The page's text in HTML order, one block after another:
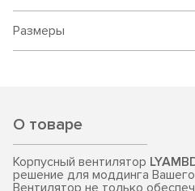
Размеры
О товаре
Корпусный вентилятор
решение для моддинга
Вентилятор не только